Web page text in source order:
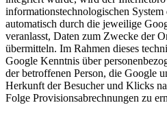
informationstechnologischen System
automatisch durch die jeweilige
veranlasst, Daten zum Zwecke der
übermitteln. Im Rahmen dieses
Google Kenntnis über
der betroffenen Person, die Google
Herkunft der Besucher und Klicks
Folge Provisionsabrechnungen zu